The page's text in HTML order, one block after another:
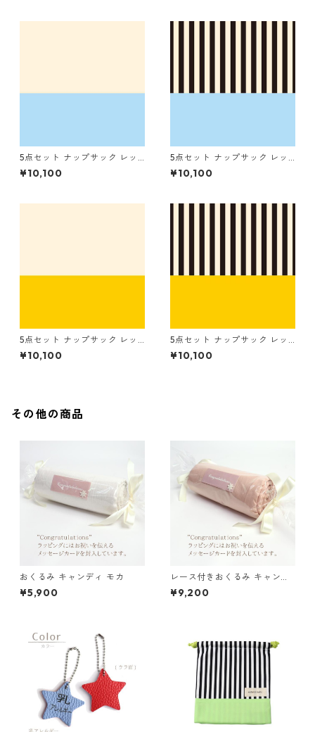
5点セット ナップサック レッ
スンバッグ シューズバッグ コ
ップ袋 お着替え袋 ブルー×キ
¥10,100
5点セット ナップサック レッ
スンバッグ シューズバッグ コ
ップ袋 お着替え袋 ブルー×ス
¥10,100
5点セット ナップサック レッ
スンバッグ シューズバッグ コ
ップ袋 お着替え袋 イエロー×
¥10,100
5点セット ナップサック レッ
スンバッグ シューズバッグ コ
ップ袋 お着替え袋 イエロー×
¥10,100
その他の商品
おくるみ キャンディ モカ
¥5,900
レース付きおくるみ キャンデ
ィ アイボリー
¥9,200